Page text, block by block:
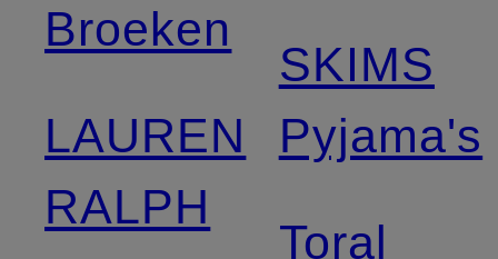
Broeken
LAUREN
RALPH
SKIMS
Pyjama's
Toral